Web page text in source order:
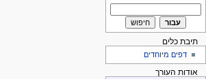
תיבת כלים
דפים מיוחדים
אודות העורך